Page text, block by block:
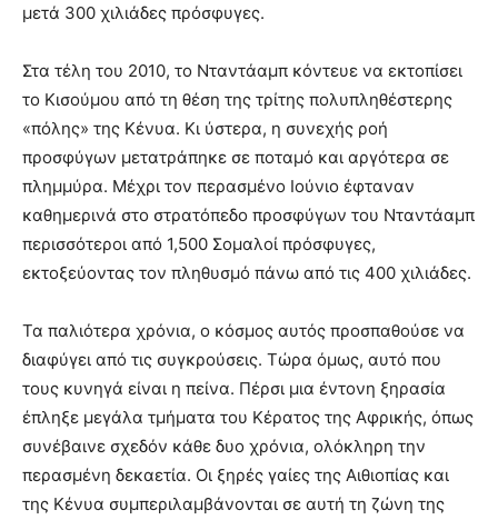
μετά 300 χιλιάδες πρόσφυγες.
Στα τέλη του 2010, το Νταντάαμπ κόντευε να εκτοπίσει
το Κισούμου από τη θέση της τρίτης πολυπληθέστερης
«πόλης» της Κένυα. Κι ύστερα, η συνεχής ροή
προσφύγων μετατράπηκε σε ποταμό και αργότερα σε
πλημμύρα. Μέχρι τον περασμένο Ιούνιο έφταναν
καθημερινά στο στρατόπεδο προσφύγων του Νταντάαμπ
περισσότεροι από 1,500 Σομαλοί πρόσφυγες,
εκτοξεύοντας τον πληθυσμό πάνω από τις 400 χιλιάδες.
Τα παλιότερα χρόνια, ο κόσμος αυτός προσπαθούσε να
διαφύγει από τις συγκρούσεις. Τώρα όμως, αυτό που
τους κυνηγά είναι η πείνα. Πέρσι μια έντονη ξηρασία
έπληξε μεγάλα τμήματα του Κέρατος της Αφρικής, όπως
συνέβαινε σχεδόν κάθε δυο χρόνια, ολόκληρη την
περασμένη δεκαετία. Οι ξηρές γαίες της Αιθιοπίας και
της Κένυα συμπεριλαμβάνονται σε αυτή τη ζώνη της